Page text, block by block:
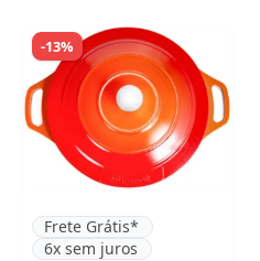
-13%
Frete Grátis*
6x sem juros